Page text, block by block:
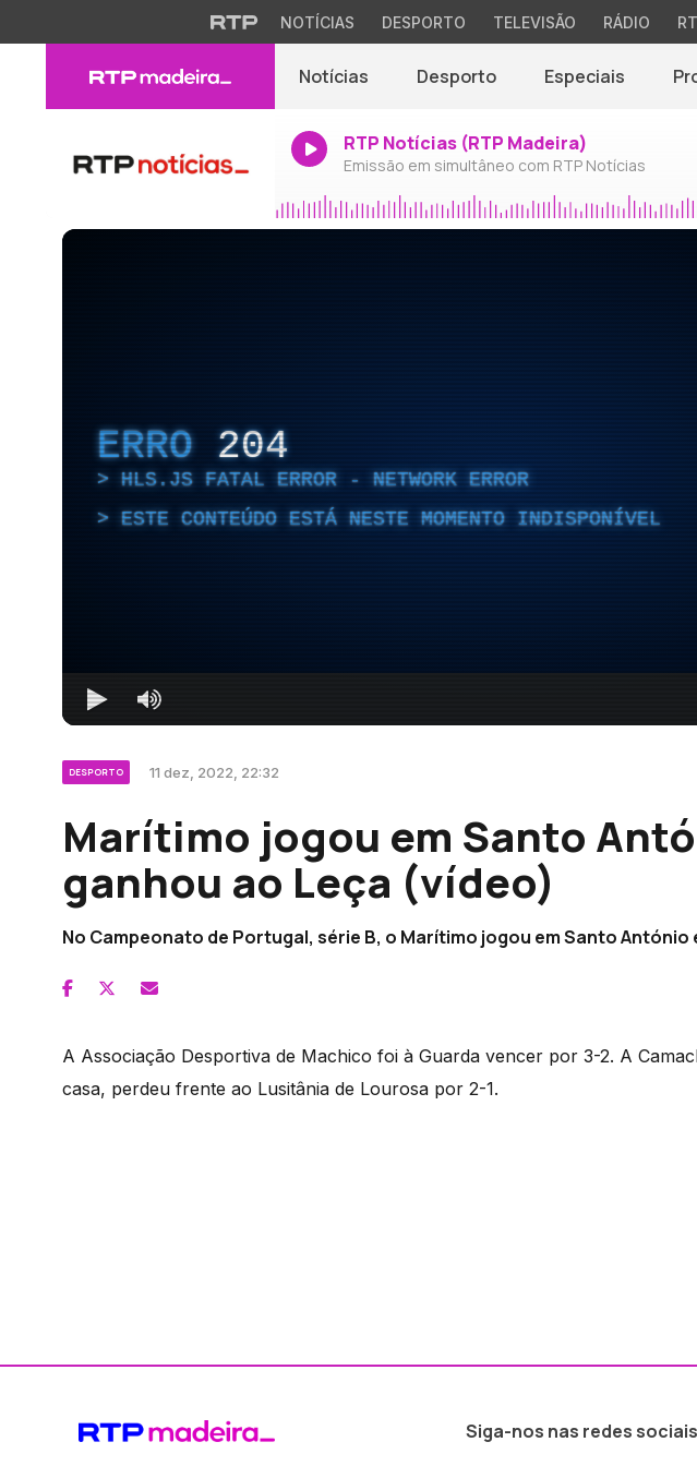
NOTÍCIAS DESPORTO TELEVISÃO RÁDIO
Notícias Desporto Especiais
RTP Notícias (RTP Madeira)
Emissão em simultâneo com RTP Notícias
ERRO 204
HLS.JS FATAL ERROR - NETWORK ERROR
ESTE CONTEÚDO ESTÁ NESTE MOMENTO INDISPONÍVEL
DESPORTO 11 dez, 2022, 22:32
Marítimo jogou em Santo
ganhou ao Leça (vídeo)
No Campeonato de Portugal, série B, o Marítimo jogou em Santo António
A Associação Desportiva de Machico foi à Guarda vencer por 3-2. A
casa, perdeu frente ao Lusitânia de Lourosa por 2-1.
Siga-nos nas redes sociais